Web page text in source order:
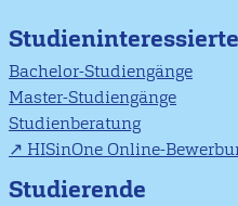
Studieninteressierte
Bachelor-Studiengänge
Master-Studiengänge
Studienberatung
HISinOne Online-
Studierende